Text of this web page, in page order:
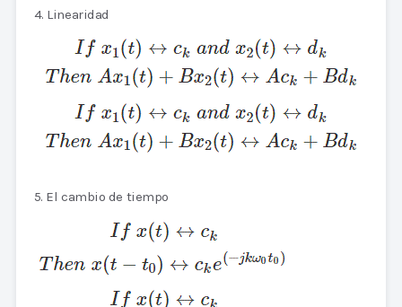
4. Linearidad
5. El cambio de tiempo